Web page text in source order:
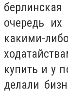
очередь их
какими-
купить и у
делали